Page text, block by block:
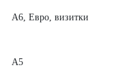
А6, Евро, визитки
А5